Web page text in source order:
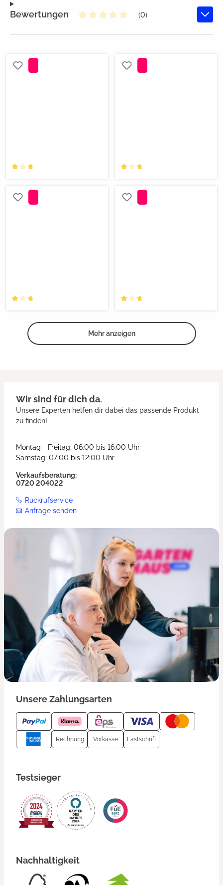
Bewertungen
(0)
Mehr anzeigen
Wir sind für dich da.
Unsere Experten helfen dir dabei das passende Produkt
zu finden!
Montag - Freitag: 06:00 bis 16:00 Uhr
Samstag: 07:00 bis 12:00 Uhr
Verkaufsberatung:
0720 204022
Rückrufservice
Anfrage senden
Unsere Zahlungsarten
Rechnung Vorkasse Lastschrift
Testsieger
Nachhaltigkeit